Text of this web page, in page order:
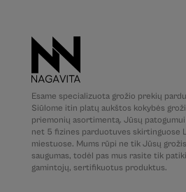
Esame specializuota grožio prekių
Siūlome itin platų aukštos kokybės
priemonių asortimentą. Jūsų
net 5 fizines parduotuves skirtinguose
miestuose. Mums rūpi ne tik Jūsų
saugumas, todėl pas mus rasite tik
gamintojų, sertifikuotus produktus.